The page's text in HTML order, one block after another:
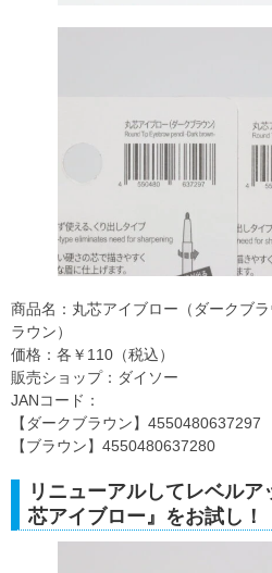
商品名：丸芯アイブロー（ダークブ
ラウン）
価格：各￥110（税込）
販売ショップ：ダイソー
JANコード：
【ダークブラウン】4550480637297
【ブラウン】4550480637280
リニューアルしてレベル
芯アイブロー』をお試し！